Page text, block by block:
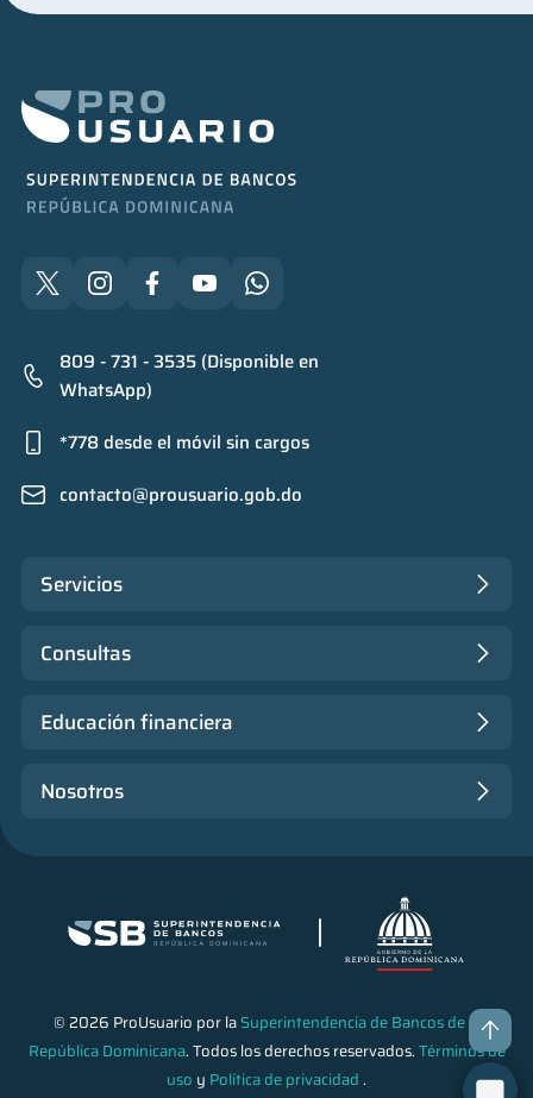
© 2026 ProUsuario por laSuperintendencia de Bancos de la
República Dominicana. Todos los derechos reservados.Términos de
uso y Política de privacidad.
809 - 731 - 3535 (Disponible en
WhatsApp)
*778 desde el móvil sin cargos
contacto@prousuario.gob.do
Servicios
Consultas
Educación financiera
Nosotros